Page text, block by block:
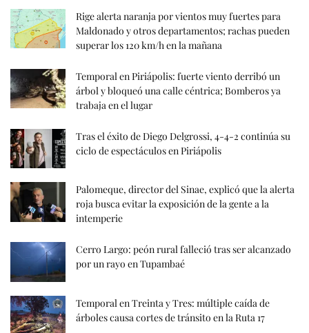
Rige alerta naranja por vientos muy fuertes para
Maldonado y otros departamentos; rachas pueden
superar los 120 km/h en la mañana
Temporal en Piriápolis: fuerte viento derribó un
árbol y bloqueó una calle céntrica; Bomberos ya
trabaja en el lugar
Tras el éxito de Diego Delgrossi, 4-4-2 continúa su
ciclo de espectáculos en Piriápolis
Palomeque, director del Sinae, explicó que la alerta
roja busca evitar la exposición de la gente a la
intemperie
Cerro Largo: peón rural falleció tras ser alcanzado
por un rayo en Tupambaé
Temporal en Treinta y Tres: múltiple caída de
árboles causa cortes de tránsito en la Ruta 17